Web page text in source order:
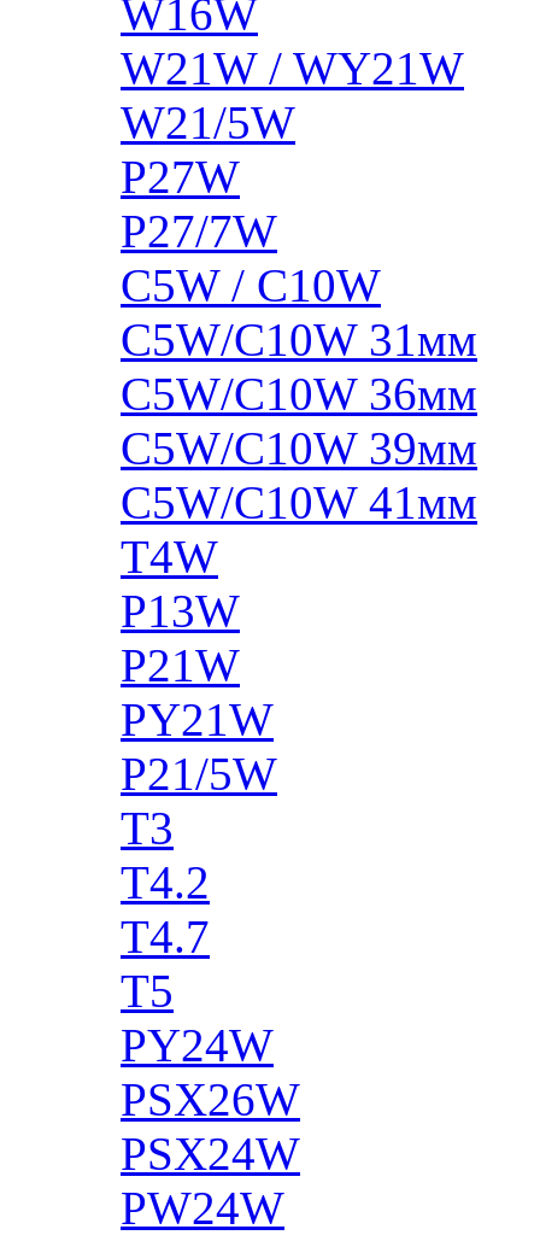
W16W
W21W / WY21W
W21/5W
P27W
P27/7W
C5W / C10W
C5W/C10W 31мм
C5W/C10W 36мм
C5W/C10W 39мм
C5W/C10W 41мм
T4W
P13W
P21W
PY21W
P21/5W
T3
T4.2
T4.7
T5
PY24W
PSX26W
PSX24W
PW24W